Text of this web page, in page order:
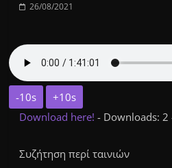
26/08/2021
-10s
+10s
Download here!- Downloads: 2
Συζήτηση περί ταινιών